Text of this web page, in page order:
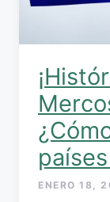
ENERO 18,